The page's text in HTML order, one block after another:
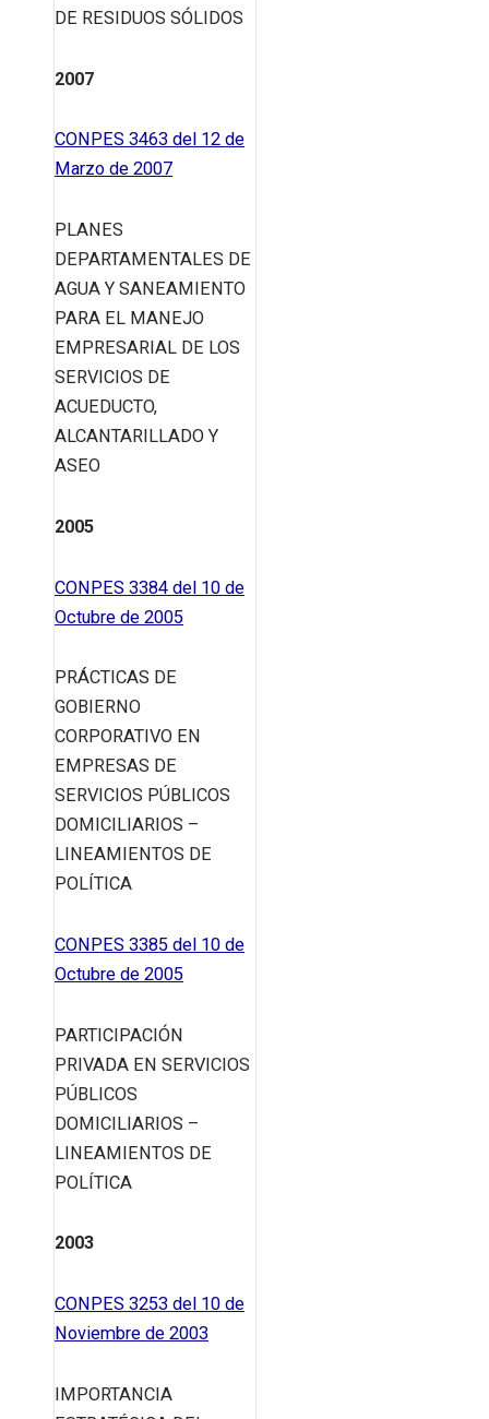
DE RESIDUOS SÓLIDOS
2007
CONPES 3463 del 12 de
Marzo de 2007
PLANES
DEPARTAMENTALES DE
AGUA Y SANEAMIENTO
PARA EL MANEJO
EMPRESARIAL DE LOS
SERVICIOS DE
ACUEDUCTO,
ALCANTARILLADO Y
ASEO
2005
CONPES 3384 del 10 de
Octubre de 2005
PRÁCTICAS DE
GOBIERNO
CORPORATIVO EN
EMPRESAS DE
SERVICIOS PÚBLICOS
DOMICILIARIOS –
LINEAMIENTOS DE
POLÍTICA
CONPES 3385 del 10 de
Octubre de 2005
PARTICIPACIÓN
PRIVADA EN SERVICIOS
PÚBLICOS
DOMICILIARIOS –
LINEAMIENTOS DE
POLÍTICA
2003
CONPES 3253 del 10 de
Noviembre de 2003
IMPORTANCIA